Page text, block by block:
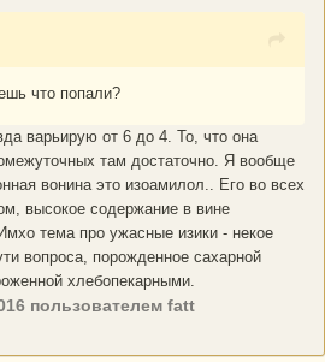
что попали?
варьирую от 6 до 4. То, что она
там достаточно. Я вообще
вонина это изоамилол.. Его во всех
высокое содержание в вине
тема про ужасные изики - некое
вопроса, порожденное сахарной
хлебопекарными.
пользователем fatt